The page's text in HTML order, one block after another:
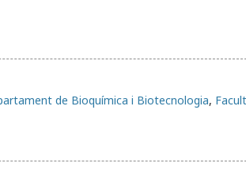
de Bioquímica i Biotecnologia,